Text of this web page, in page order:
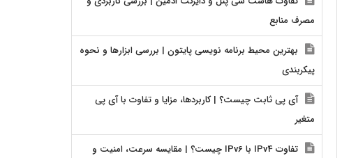
مصرف منابع
بهترین محیط برنامه نویسی پایتون | بررسی ابزارها و نحوه
پیکربندی
آی پی ثابت چیست؟ | کاربردها، مزایا و تفاوت با آی پی
متغیر
تفاوت IPv4 با IPv6 چیست؟ | مقایسه سرعت، امنیت و